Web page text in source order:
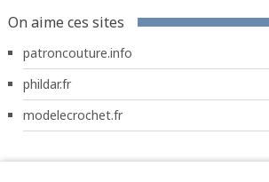
On aime ces sites
patroncouture.info
phildar.fr
modelecrochet.fr